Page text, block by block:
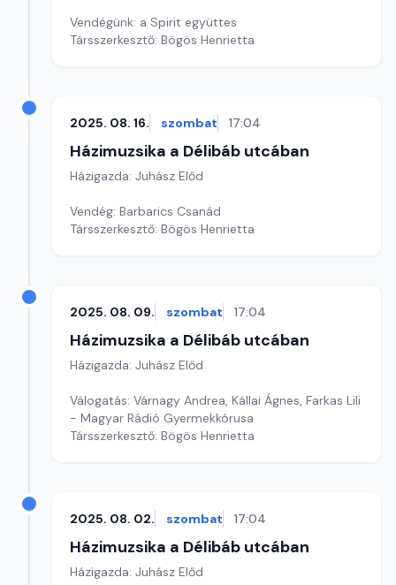
Vendégünk: a Spirit együttes
Társszerkesztő: Bögös Henrietta
2025. 08. 16. szombat 17:04
Házimuzsika a Délibáb utcában
Házigazda: Juhász Előd
Vendég: Barbarics Csanád
Társszerkesztő: Bögös Henrietta
2025. 08. 09. szombat 17:04
Házimuzsika a Délibáb utcában
Házigazda: Juhász Előd
Válogatás: Várnagy Andrea, Kállai Ágnes, Farkas Lili
- Magyar Rádió Gyermekkórusa
Társszerkesztő: Bögös Henrietta
2025. 08. 02. szombat 17:04
Házimuzsika a Délibáb utcában
Házigazda: Juhász Előd